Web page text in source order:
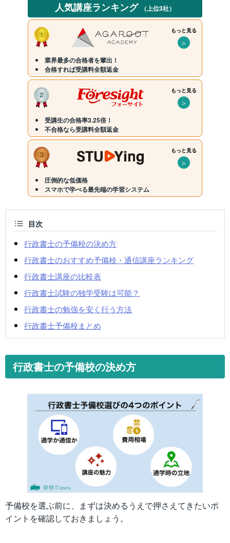
人気講座ランキング （上位3社）
もっと見る
＞
業界最多の合格者を輩出！
合格すれば受講料全額返金
もっと見る
＞
受講生の合格率3.25倍！
不合格なら受講料全額返金
もっと見る
＞
圧倒的な低価格
スマホで学べる最先端の学習システム
目次
行政書士の予備校の決め方
行政書士のおすすめ予備校・通信講座ランキング
行政書士講座の比較表
行政書士試験の独学受験は可能？
行政書士の勉強を安く行う方法
行政書士予備校まとめ
行政書士の予備校の決め方
予備校を選ぶ前に、まずは決めるうえで押さえてきたいポ
イントを確認しておきましょう。